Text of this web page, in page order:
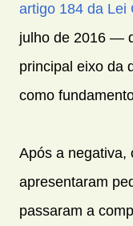
artigo 184 da Lei
julho de 2016 —
principal eixo da
como
Após a negativa,
apresentaram
passaram a